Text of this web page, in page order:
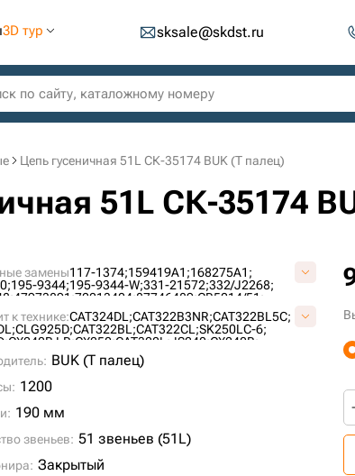
3D тур sksale@skdst.ru
Цепь гусеничная 51L СК-35174 BUK (Т палец)
51L СК-35174
замены117-1374;159419A1;168275A1;
195-9344;195-9344-W;331-21572;332/J2268;
47973891;72213404;87746489;CR5014/51;
E01198A1M00051; JBA0121;KBA1062;
LQ62D00007F1;LQ62D00009F2;
I;LQ62D00009F2-W;SI1185/51;
к технике:CAT324DL;CAT322B3NR;CAT322BL5C;
CLG925D;CAT322BL;CAT322CL;SK250LC-6;
CX240B LR;CX250;CAT322L; JS240;CX240B;
CAT322LN;9040B; E265B;CX240;
CX250DLC;CX250DLC LR;
322CL;322L;
E245B;
JS240NLC (2° TYPE);
(2° TYPE);SK250LC-6E;
SK260 MARK 9;
E235SRLC NEW HOLLAND;
HOLLAND;E235SRNLC NEW HOLLAND;
NEW HOLLAND;E265C NRC NEW HOLLAND;
BUK (Т палец)
1200
190 мм
звеньев: 51 звеньев (51L)
Закрытый